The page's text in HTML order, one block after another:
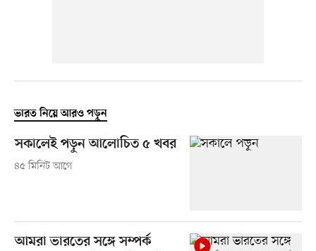
ভারত নিয়ে আরও পড়ুন
সকালেই পড়ুন আলোচিত ৫ খবর
৪৫ মিনিট আগে
আমরা ভারতের সঙ্গে সম্পর্ক